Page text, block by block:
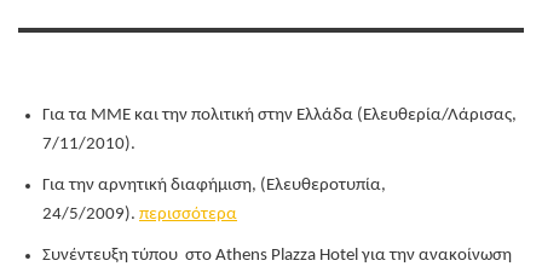
Για τα ΜΜΕ και την πολιτική στην Ελλάδα (Ελευθερία/Λάρισας,
7/11/2010).
Για την αρνητική διαφήμιση, (Ελευθεροτυπία,
24/5/2009). περισσότερα
Συνέντευξη τύπου στο Athens Plazza Hotel για την ανακοίνωση